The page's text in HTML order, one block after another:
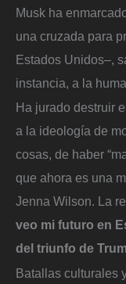
Musk ha
una cruzada para
Estados Unidos–,
instancia, a la
Ha jurado destruir
a la ideología de
cosas, de haber
que ahora es una
Jenna Wilson. La
veo mi futuro en
del triunfo de
Batallas culturales